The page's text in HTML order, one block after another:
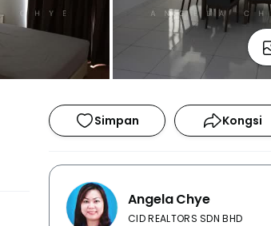
Simpan Kongsi
Angela Chye
CID REALTORS SDN BHD